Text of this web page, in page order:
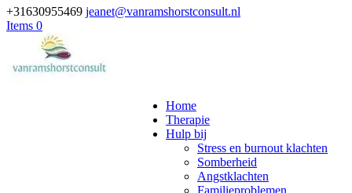
+31630955469 jeanet@vanramshorstconsult.nl
Items 0
Home
Therapie
Hulp bij
Stress en burnout klachten
Somberheid
Angstklachten
Familieproblemen